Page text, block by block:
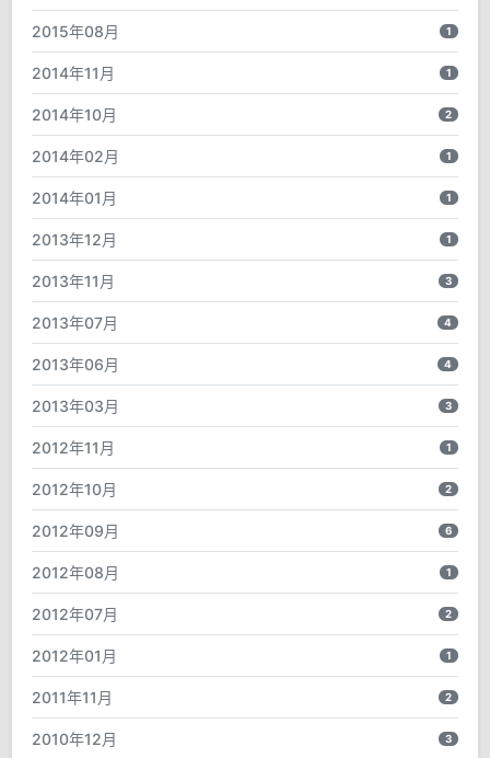
2015年08月 1
2014年11月 1
2014年10月 2
2014年02月 1
2014年01月 1
2013年12月 1
2013年11月 3
2013年07月 4
2013年06月 4
2013年03月 3
2012年11月 1
2012年10月 2
2012年09月 6
2012年08月 1
2012年07月 2
2012年01月 1
2011年11月 2
2010年12月 3